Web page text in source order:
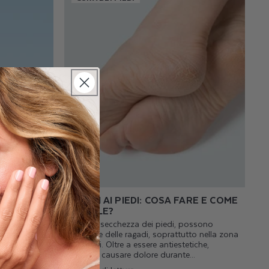
SINTOMI E
alla
sono le
RAGADI AI PIEDI: COSA FARE E COME
CURARLE?
Oltre alla secchezza dei piedi, possono
comparire delle ragadi, soprattutto nella zona
dei talloni. Oltre a essere antiestetiche,
possono causare dolore durante...